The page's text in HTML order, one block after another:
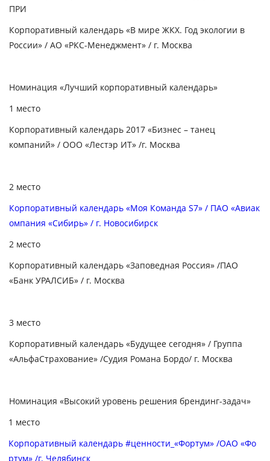
ПРИ
Корпоративный календарь «В мире ЖКХ. Год экологии в
России» / АО «РКС-Менеджмент» / г. Москва
Номинация «Лучший корпоративный календарь»
1 место
Корпоративный календарь 2017 «Бизнес – танец
компаний» / ООО «Лестэр ИТ» /г. Москва
2 место
Корпоративный календарь «Моя Команда S7» / ПАО «Авиак
омпания «Сибирь» / г. Новосибирск
2 место
Корпоративный календарь «Заповедная Россия» /ПАО
«Банк УРАЛСИБ» / г. Москва
3 место
Корпоративный календарь «Будущее сегодня» / Группа
«АльфаСтрахование» /Судия Романа Бордо/ г. Москва
Номинация «Высокий уровень решения брендинг-задач»
1 место
Корпоративный календарь #ценности_«Фортум» /ОАО «Фо
ртум» /г. Челябинск